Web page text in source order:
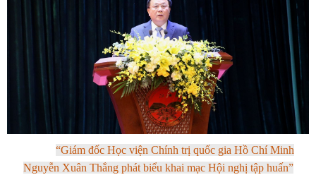
“Giám đốc Học viện Chính trị quốc gia Hồ Chí Minh
Nguyễn Xuân Thắng phát biểu khai mạc Hội nghị tập huấn”